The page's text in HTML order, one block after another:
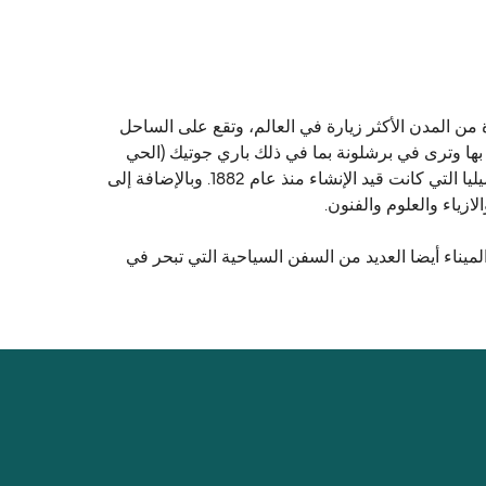
من المدن الأكثر زيارة في العالم، وتقع على الساحل
وترى في برشلونة بما في ذلك باري جوتيك (الحي
القوطي) حيث العديد من مباني القرون الوسطى. معالم المدينة السياحية المعروفة هي الكنيسة ما زالت لم تنته بعد ساغرادا فاميليا التي كانت قيد الإنشاء منذ عام 1882. وبالإضافة إلى
والعلوم والفنون.
أيضا العديد من السفن السياحية التي تبحر في